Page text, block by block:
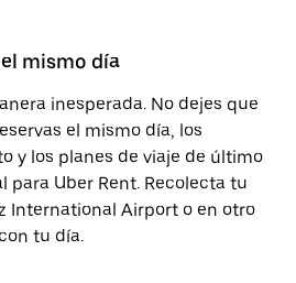
mismo día
inesperada. No dejes que
el mismo día, los
y los planes de viaje de último
para Uber Rent. Recolecta tu
International Airport o en otro
tu día.